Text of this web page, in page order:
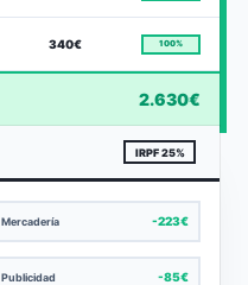
340€ 100%
2.630€
IRPF 25%
Mercadería -223€
Publicidad -85€